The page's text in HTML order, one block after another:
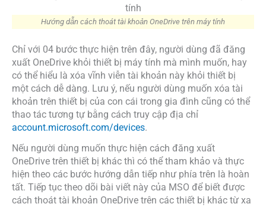
Hướng dẫn cách thoát tài khoản OneDrive trên máy tính
Chỉ với 04 bước thực hiện trên đây, người dùng đã đăng
xuất OneDrive khỏi thiết bị máy tính mà mình muốn, hay
có thể hiểu là xóa vĩnh viễn tài khoản này khỏi thiết bị
một cách dễ dàng. Lưu ý, nếu người dùng muốn xóa tài
khoản trên thiết bị của con cái trong gia đình cũng có thể
thao tác tương tự bằng cách truy cập địa chỉ
account.microsoft.com/devices.
Nếu người dùng muốn thực hiện cách đăng xuất
OneDrive trên thiết bị khác thì có thể tham khảo và thực
hiện theo các bước hướng dẫn tiếp như phía trên là hoàn
tất. Tiếp tục theo dõi bài viết này của MSO để biết được
cách thoát tài khoản OneDrive trên các thiết bị khác từ xa